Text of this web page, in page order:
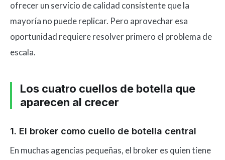
ofrecer un servicio de calidad consistente que la
mayoría no puede replicar. Pero aprovechar esa
oportunidad requiere resolver primero el problema de
escala.
Los cuatro cuellos de botella que
aparecen al crecer
1. El broker como cuello de botella central
En muchas agencias pequeñas, el broker es quien tiene